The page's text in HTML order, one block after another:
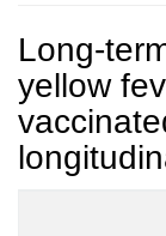
Long-
yellow